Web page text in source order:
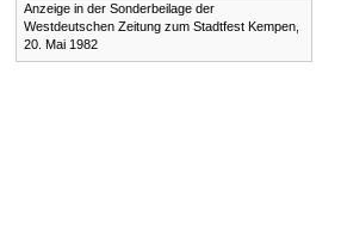
Anzeige in der Sonderbeilage der
Westdeutschen Zeitung zum Stadtfest Kempen,
20. Mai 1982